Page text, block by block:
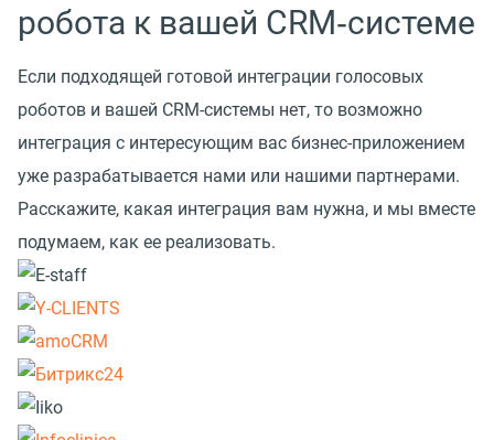
робота к вашей CRM‑системе
Если подходящей готовой интеграции голосовых
роботов и вашей CRM-системы нет, то возможно
интеграция с интересующим вас бизнес-приложением
уже разрабатывается нами или нашими партнерами.
Расскажите, какая интеграция вам нужна, и мы вместе
подумаем, как ее реализовать.